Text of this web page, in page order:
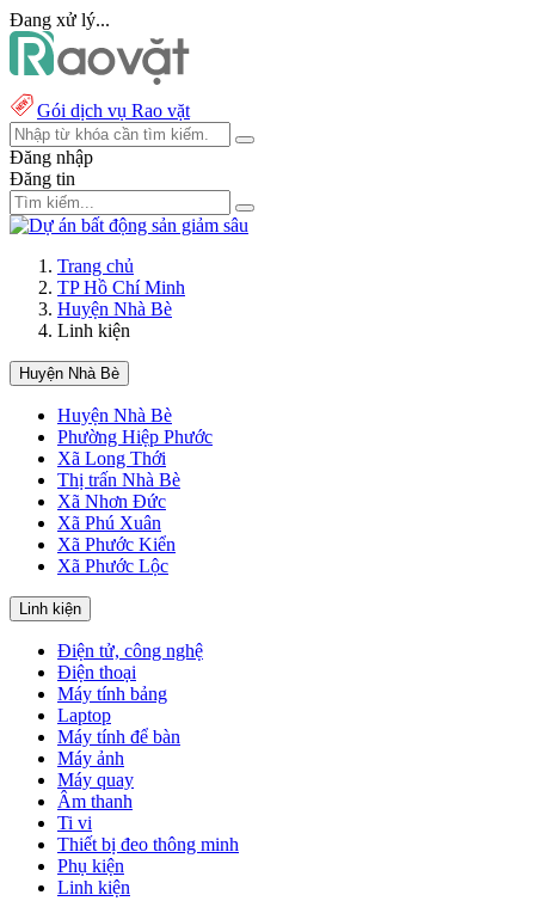
Đang xử lý...
Gói dịch vụ Rao vặt
Đăng nhập
Đăng tin
Trang chủ
TP Hồ Chí Minh
Huyện Nhà Bè
Linh kiện
Huyện Nhà Bè
Huyện Nhà Bè
Phường Hiệp Phước
Xã Long Thới
Thị trấn Nhà Bè
Xã Nhơn Đức
Xã Phú Xuân
Xã Phước Kiển
Xã Phước Lộc
Linh kiện
Điện tử, công nghệ
Điện thoại
Máy tính bảng
Laptop
Máy tính để bàn
Máy ảnh
Máy quay
Âm thanh
Ti vi
Thiết bị đeo thông minh
Phụ kiện
Linh kiện